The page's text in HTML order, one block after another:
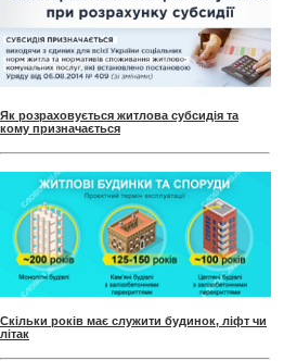
Як розраховується житлова субсидія та
кому призначається
Скільки років має служити будинок, ліфт чи
літак